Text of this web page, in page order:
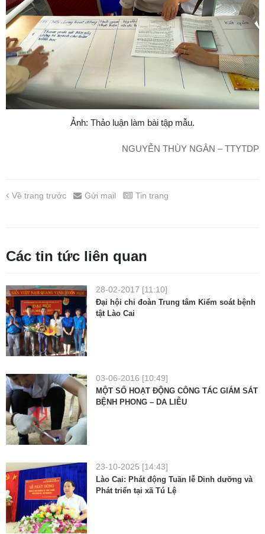
Ảnh: Thảo luận làm bài tập mẫu.
NGUYỄN THÙY NGÂN – TTYTDP
Về trang trước Gửi mail Tin trang
Các tin tức liên quan
28-02-2017 [11:10]
Đại hội chi đoàn Trung tâm Kiểm soát bệnh
tật Lào Cai
03-06-2016 [10:49]
MỘT SỐ HOẠT ĐỘNG CÔNG TÁC GIÁM SÁT
BỆNH PHONG – DA LIỄU
23-10-2025 [14:43]
Lào Cai: Phát động Tuần lễ Dinh dưỡng và
Phát triển tại xã Tú Lệ